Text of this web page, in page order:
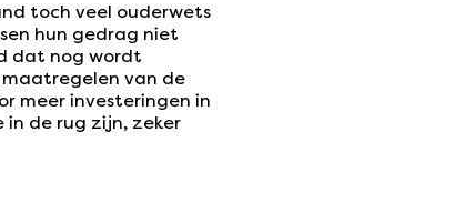
toch veel ouderwets
hun gedrag niet
dat nog wordt
van de
meer investeringen in
in de rug zijn, zeker